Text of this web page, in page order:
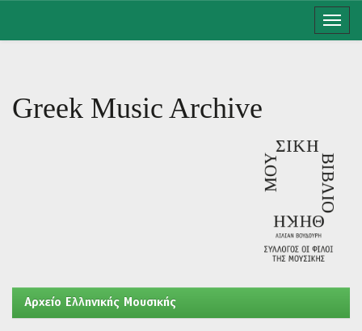
Greek Music Archive
Aρχείο Ελληνικής Μουσικής